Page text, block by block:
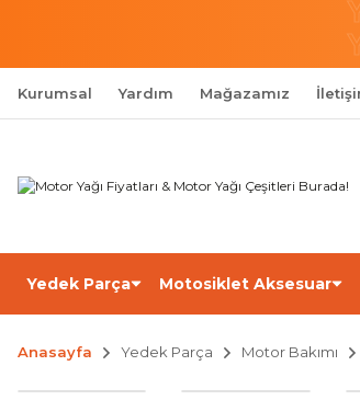
Kurumsal Yardım Mağazamız
Yedek Parça Motosiklet Aksesuar
Anasayfa Yedek Parça Motor Bakımı